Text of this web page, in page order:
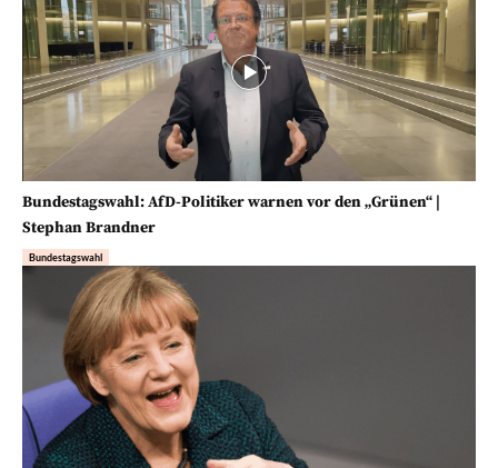
Bundestagswahl: AfD-Politiker warnen vor den „Grünen“ |
Stephan Brandner
Bundestagswahl